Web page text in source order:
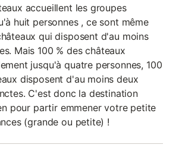
accueillent les groupes
huit personnes , ce sont même
qui disposent d'au moins
Mais 100 % des châteaux
jusqu'à quatre personnes, 100
disposent d'au moins deux
C'est donc la destination
pour partir emmener votre petite
(grande ou petite) !